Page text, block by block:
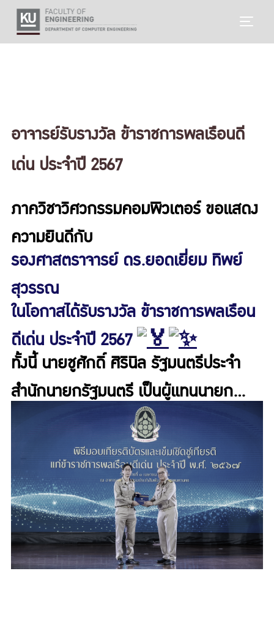
อาจารย์รับรางวัล ข้าราชการพลเรือนดี
เด่น ประจำปี 2567
ภาควิชาวิศวกรรมคอมพิวเตอร์ ขอแสดง
ความยินดีกับ
รองศาสตราจารย์ ดร.ยอดเยี่ยม ทิพย์
สุวรรณ
ในโอกาสได้รับรางวัล ข้าราชการพลเรือน
ดีเด่น ประจำปี 2567
ทั้งนี้ นายชูศักดิ์ ศิรินิล รัฐมนตรีประจำ
สำนักนายกรัฐมนตรี เป็นผู้แทนนายก
รัฐมนตรี มอบเกียรติบัตรและเข็มเชิดชู
เกียรติแก่ข้าราชการพลเรือนดีเด่น ประจำ
ปี 2567 ณ หอประชุมกรมประชาสัมพันธ์